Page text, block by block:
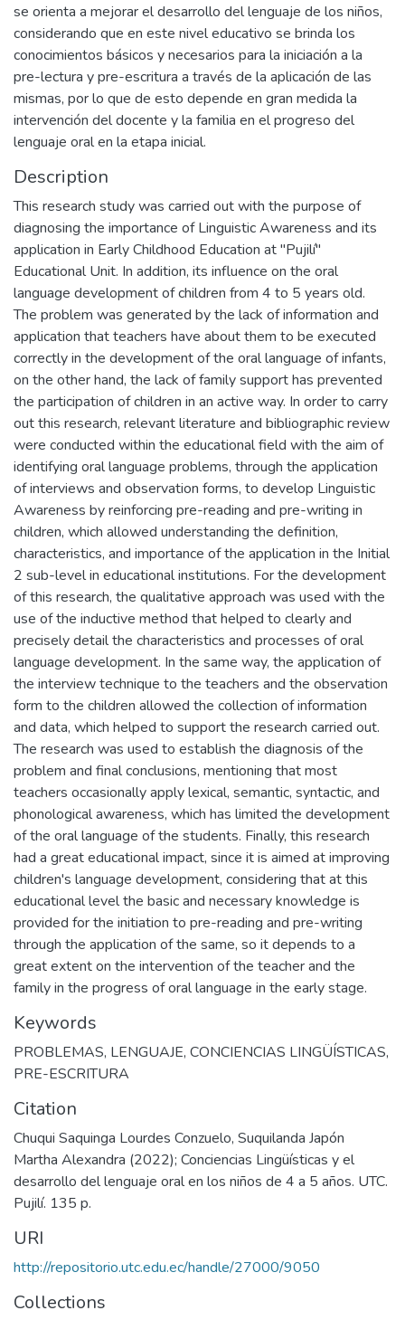
se orienta a mejorar el desarrollo del lenguaje de los niños,
considerando que en este nivel educativo se brinda los
conocimientos básicos y necesarios para la iniciación a la
pre-lectura y pre-escritura a través de la aplicación de las
mismas, por lo que de esto depende en gran medida la
intervención del docente y la familia en el progreso del
lenguaje oral en la etapa inicial.
Description
This research study was carried out with the purpose of
diagnosing the importance of Linguistic Awareness and its
application in Early Childhood Education at "Pujilí"
Educational Unit. In addition, its influence on the oral
language development of children from 4 to 5 years old.
The problem was generated by the lack of information and
application that teachers have about them to be executed
correctly in the development of the oral language of infants,
on the other hand, the lack of family support has prevented
the participation of children in an active way. In order to carry
out this research, relevant literature and bibliographic review
were conducted within the educational field with the aim of
identifying oral language problems, through the application
of interviews and observation forms, to develop Linguistic
Awareness by reinforcing pre-reading and pre-writing in
children, which allowed understanding the definition,
characteristics, and importance of the application in the Initial
2 sub-level in educational institutions. For the development
of this research, the qualitative approach was used with the
use of the inductive method that helped to clearly and
precisely detail the characteristics and processes of oral
language development. In the same way, the application of
the interview technique to the teachers and the observation
form to the children allowed the collection of information
and data, which helped to support the research carried out.
The research was used to establish the diagnosis of the
problem and final conclusions, mentioning that most
teachers occasionally apply lexical, semantic, syntactic, and
phonological awareness, which has limited the development
of the oral language of the students. Finally, this research
had a great educational impact, since it is aimed at improving
children's language development, considering that at this
educational level the basic and necessary knowledge is
provided for the initiation to pre-reading and pre-writing
through the application of the same, so it depends to a
great extent on the intervention of the teacher and the
family in the progress of oral language in the early stage.
Keywords
PROBLEMAS, LENGUAJE, CONCIENCIAS LINGÜÍSTICAS,
PRE-ESCRITURA
Citation
Chuqui Saquinga Lourdes Conzuelo, Suquilanda Japón
Martha Alexandra (2022); Conciencias Lingüísticas y el
desarrollo del lenguaje oral en los niños de 4 a 5 años. UTC.
Pujilí. 135 p.
URI
http://repositorio.utc.edu.ec/handle/27000/9050
Collections